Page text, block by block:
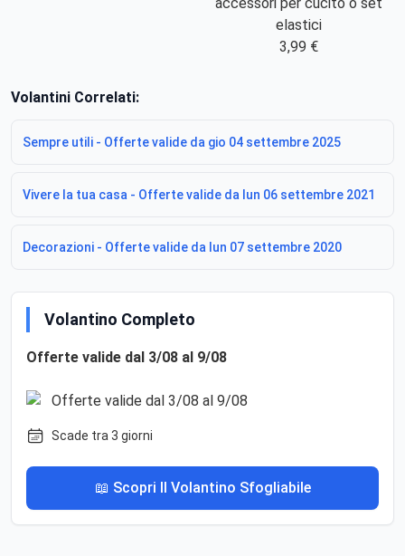
elastici
3,99 €
Volantini Correlati:
Sempre utili - Offerte valide da gio 04 settembre 2025
Vivere la tua casa - Offerte valide da lun 06 settembre 2021
Decorazioni - Offerte valide da lun 07 settembre 2020
Volantino Completo
Offerte valide dal 3/08 al 9/08
Scade tra 3 giorni
📖 Scopri Il Volantino Sfogliabile